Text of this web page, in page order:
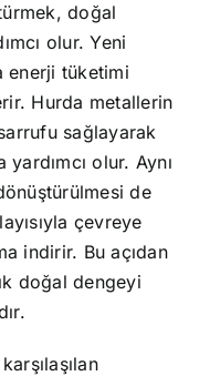
doğal
olur. Yeni
enerji tüketimi
Hurda metallerin
sağlayarak
olur. Aynı
de
çevreye
indirir. Bu açıdan
doğal dengeyi